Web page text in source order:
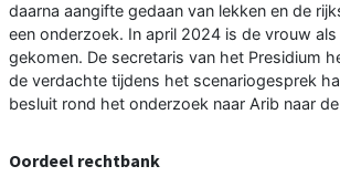
daarna aangifte gedaan van lekken en de
een onderzoek. In april 2024 is de vrouw
gekomen. De secretaris van het Presidium
de verdachte tijdens het scenariogesprek
besluit rond het onderzoek naar Arib naar
Oordeel rechtbank